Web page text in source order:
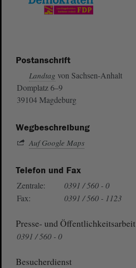
Postanschrift
Landtag von Sachsen-Anhalt
Domplatz 6–9
39104 Magdeburg
Wegbeschreibung
Auf Google Maps
Telefon und Fax
Zentrale:
0391 / 560 - 0
Fax:
0391 / 560 - 1123
Presse- und Öffentlichkeitsarbeit
0391 / 560 - 0
Besucherdienst